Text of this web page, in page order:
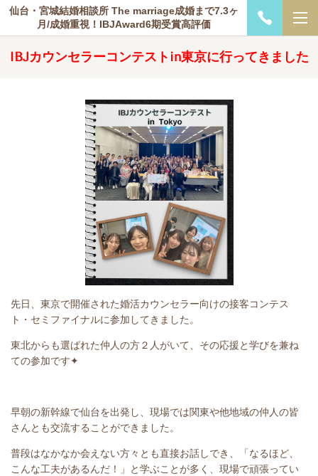
仙台・宮城結婚相談所 The marriage成婚まで7.3ヶ
月/成婚重視！IBJAward6期受賞高評価
IBJカウンセラーコンテストin東京に行ってきました
先日、東京で開催された婚活カウンセラー向けの接客コンテス
ト・セミファイナルに参加してきました。
東北からも選ばれた仲人の方２人がいて、その応援と学びを兼ね
ての参加です✦
早朝の新幹線で仙台を出発し、現場では関東や他地域の仲人の皆
さんとも交流することができました。
普段はなかなか会えない方々とも直接お話しでき、「なるほど、
こんな工夫があるんだ！」と学ぶことが多く、現場で頑張ってい